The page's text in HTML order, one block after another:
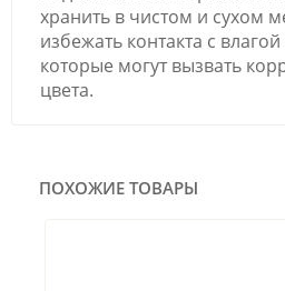
хранить в чистом и сухом
избежать контакта с
которые могут вызвать
цвета.
ПОХОЖИЕ ТОВАРЫ